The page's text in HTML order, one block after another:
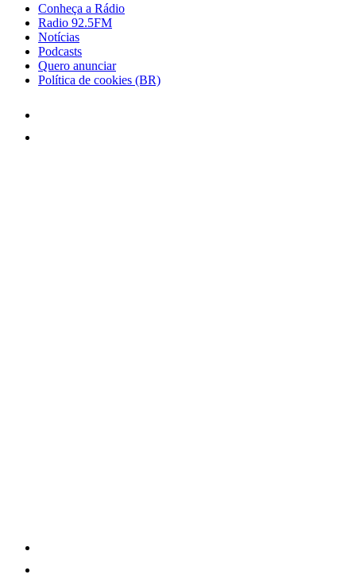
Conheça a Rádio
Radio 92.5FM
Notícias
Podcasts
Quero anunciar
Política de cookies (BR)